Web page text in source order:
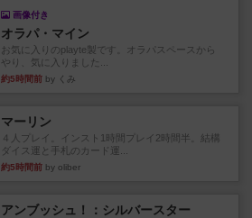
画像付き
オラパ・マイン
お気に入りのplayte製です。オラパスペースから
やり、気に入りました...
約5時間前 by くみ
マーリン
４人プレイ。インスト1時間プレイ2時間半。結構
ダイス運と手札のカード運...
約5時間前 by oliber
アンブッシュ！：シルバースター